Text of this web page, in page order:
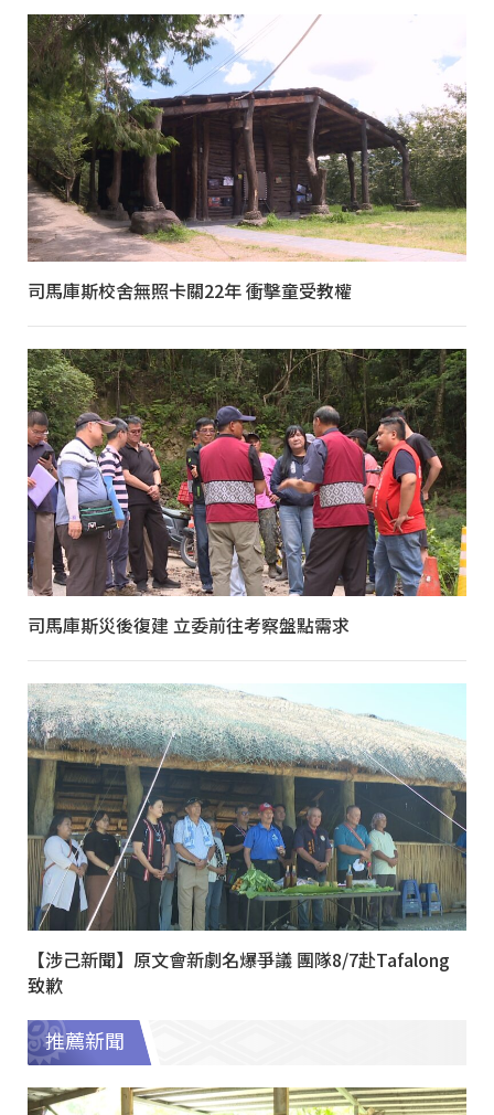
司馬庫斯校舍無照卡關22年 衝擊童受教權
司馬庫斯災後復建 立委前往考察盤點需求
【涉己新聞】原文會新劇名爆爭議 團隊8/7赴Tafalong
致歉
推薦新聞